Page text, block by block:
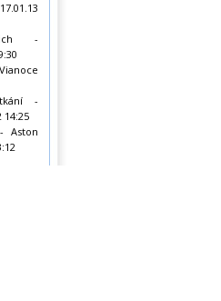
17.01.13
-
-
14:25
Aston